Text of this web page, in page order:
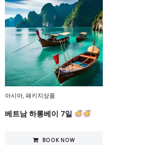
아시아,패키지상품
베트남 하롱베이 7일
BOOK NOW